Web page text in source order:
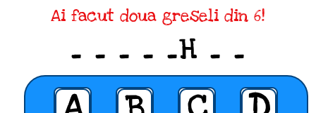
Ai facut doua greseli din 6!
_ _ _ _ _H _ _